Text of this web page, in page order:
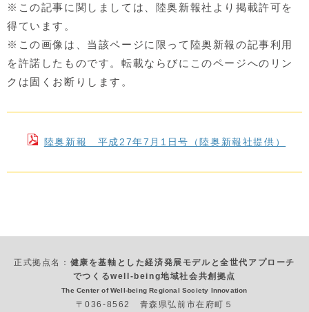
※この記事に関しましては、陸奥新報社より掲載許可を
得ています。
※この画像は、当該ページに限って陸奥新報の記事利用
を許諾したものです。転載ならびにこのページへのリン
クは固くお断りします。
陸奥新報 平成27年7月1日号（陸奥新報社提供）
正式拠点名： 健康を基軸とした経済発展モデルと全世代アプローチ
でつくるwell-being地域社会共創拠点
The Center of Well-being Regional Society Innovation
〒036-8562 青森県弘前市在府町５